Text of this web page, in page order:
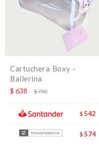
Cartuchera Boxy -
Ballerina
$ 638 $750
$ 542
$ 574